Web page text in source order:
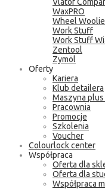
WaxPRO
Wheel
Work Stuff
Work Stuff
Zentool
Zymöl
Oferty
Kariera
Klub detailera
Maszyna
Pracownia
Promocje
Szkolenia
Voucher
Colourlock center
Współpraca
Oferta dla
Oferta dla
Współpraca